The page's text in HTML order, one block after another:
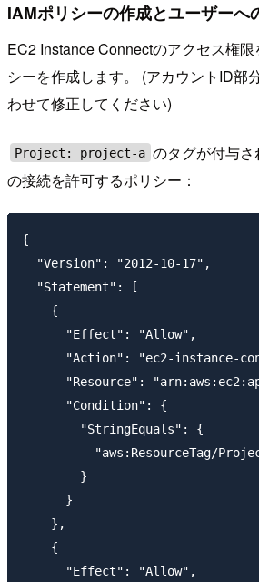
IAMポリシーの作成とユーザーへ
EC2 Instance Connectのアクセス権限
シーを作成します。 (アカウントID部
わせて修正してください)
Project: project-a のタグが付与
の接続を許可するポリシー：
{
  "Version": "2012-10-17",
  "Statement": [
    {
      "Effect": "Allow",
"Action": "ec2-instance-
"Resource":
      "Condition": {
        "StringEquals": {
"aws:ResourceTag/
        }
      }
    },
    {
      "Effect": "Allow",